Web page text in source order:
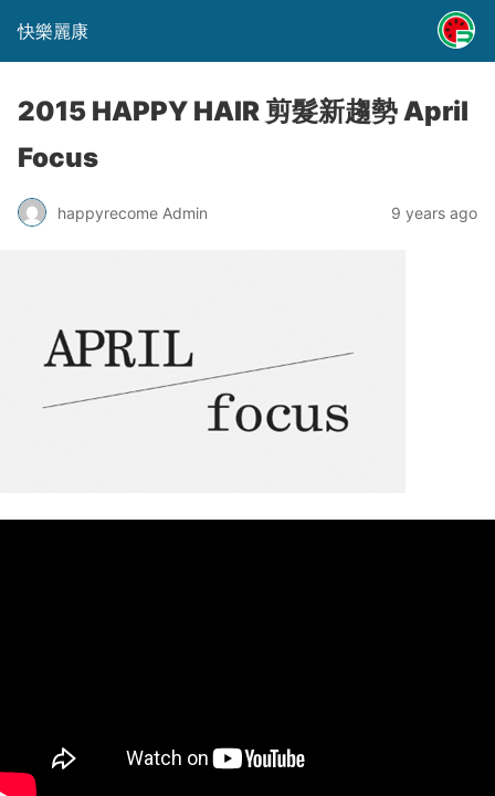
快樂麗康
2015 HAPPY HAIR 剪髮新趨勢 April
Focus
happyrecome Admin 9 years ago